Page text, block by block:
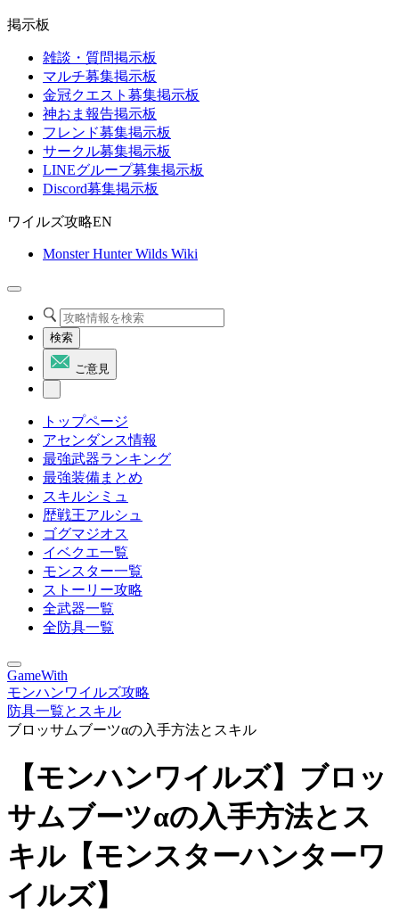
掲示板
雑談・質問掲示板
マルチ募集掲示板
金冠クエスト募集掲示板
神おま報告掲示板
フレンド募集掲示板
サークル募集掲示板
LINEグループ募集掲示板
Discord募集掲示板
ワイルズ攻略EN
Monster Hunter Wilds Wiki
検索
ご意見
トップページ
アセンダンス情報
最強武器ランキング
最強装備まとめ
スキルシミュ
歴戦王アルシュ
ゴグマジオス
イベクエ一覧
モンスター一覧
ストーリー攻略
全武器一覧
全防具一覧
GameWith
モンハンワイルズ攻略
防具一覧とスキル
ブロッサムブーツαの入手方法とスキル
【モンハンワイルズ】ブロッ
サムブーツαの入手方法とス
キル【モンスターハンターワ
イルズ】